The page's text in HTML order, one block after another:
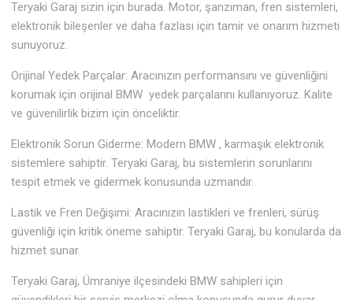
Teryaki Garaj sizin için burada. Motor, şanzıman, fren sistemleri,
elektronik bileşenler ve daha fazlası için tamir ve onarım hizmeti
sunuyoruz.
Orijinal Yedek Parçalar: Aracınızın performansını ve güvenliğini
korumak için orijinal BMW yedek parçalarını kullanıyoruz. Kalite
ve güvenilirlik bizim için önceliktir.
Elektronik Sorun Giderme: Modern BMW , karmaşık elektronik
sistemlere sahiptir. Teryaki Garaj, bu sistemlerin sorunlarını
tespit etmek ve gidermek konusunda uzmandır.
Lastik ve Fren Değişimi: Aracınızın lastikleri ve frenleri, sürüş
güvenliği için kritik öneme sahiptir. Teryaki Garaj, bu konularda da
hizmet sunar.
Teryaki Garaj, Ümraniye ilçesindeki BMW sahipleri için